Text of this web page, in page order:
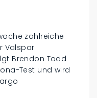
zahlreiche
Valspar
Brendon Todd
Test und wird